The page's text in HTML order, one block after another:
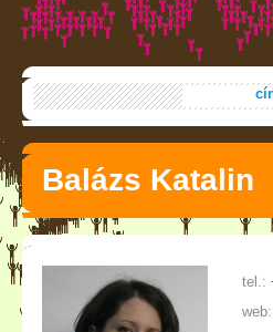
Balázs Katalin
tel.:
web: